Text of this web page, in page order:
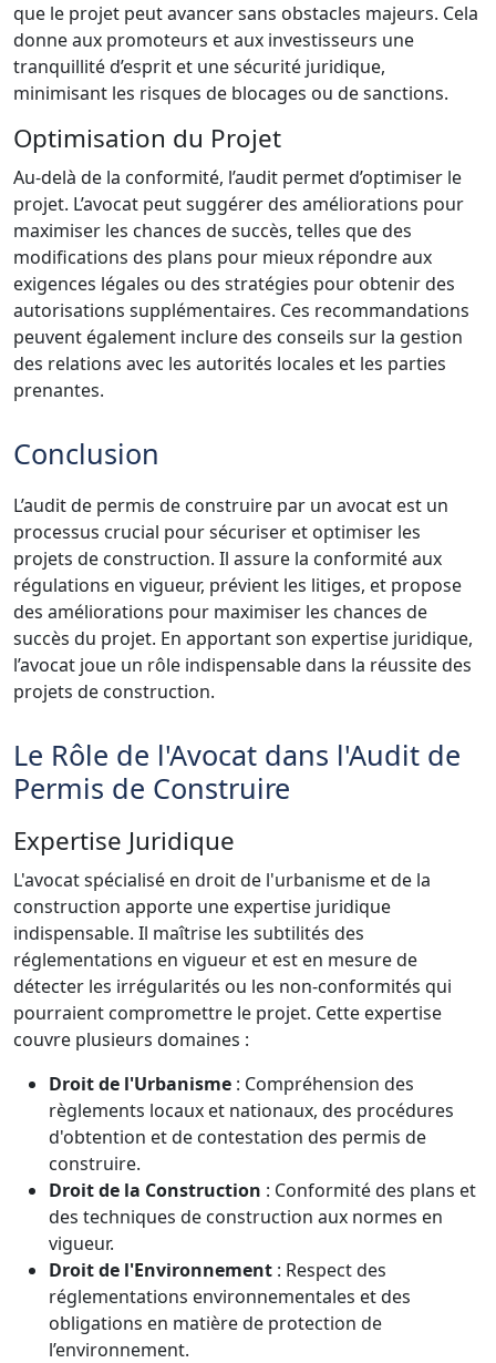
que le projet peut avancer sans obstacles majeurs. Cela
donne aux promoteurs et aux investisseurs une
tranquillité d’esprit et une sécurité juridique,
minimisant les risques de blocages ou de sanctions.
Optimisation du Projet
Au-delà de la conformité, l’audit permet d’optimiser le
projet. L’avocat peut suggérer des améliorations pour
maximiser les chances de succès, telles que des
modifications des plans pour mieux répondre aux
exigences légales ou des stratégies pour obtenir des
autorisations supplémentaires. Ces recommandations
peuvent également inclure des conseils sur la gestion
des relations avec les autorités locales et les parties
prenantes.
Conclusion
L’audit de permis de construire par un avocat est un
processus crucial pour sécuriser et optimiser les
projets de construction. Il assure la conformité aux
régulations en vigueur, prévient les litiges, et propose
des améliorations pour maximiser les chances de
succès du projet. En apportant son expertise juridique,
l’avocat joue un rôle indispensable dans la réussite des
projets de construction.
Le Rôle de l'Avocat dans l'Audit de
Permis de Construire
Expertise Juridique
L'avocat spécialisé en droit de l'urbanisme et de la
construction apporte une expertise juridique
indispensable. Il maîtrise les subtilités des
réglementations en vigueur et est en mesure de
détecter les irrégularités ou les non-conformités qui
pourraient compromettre le projet. Cette expertise
couvre plusieurs domaines :
Droit de l'Urbanisme : Compréhension des
règlements locaux et nationaux, des procédures
d'obtention et de contestation des permis de
construire.
Droit de la Construction : Conformité des plans et
des techniques de construction aux normes en
vigueur.
Droit de l'Environnement : Respect des
réglementations environnementales et des
obligations en matière de protection de
l’environnement.